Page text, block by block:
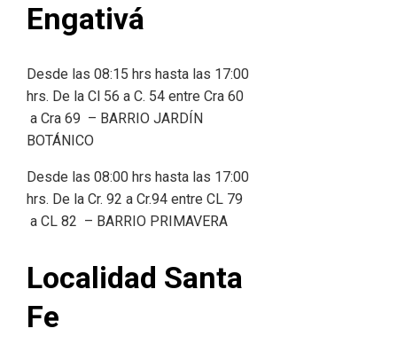
Engativá
Desde las 08:15 hrs hasta las 17:00
hrs. De la Cl 56 a C. 54 entre Cra 60
a Cra 69 – BARRIO JARDÍN
BOTÁNICO
Desde las 08:00 hrs hasta las 17:00
hrs. De la Cr. 92 a Cr.94 entre CL 79
a CL 82 – BARRIO PRIMAVERA
Localidad Santa
Fe